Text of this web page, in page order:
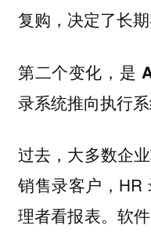
复购，决定了长
第二个变化，是
录系统推向执行系
过去，大多数企
销售录客户，HR
理者看报表。软